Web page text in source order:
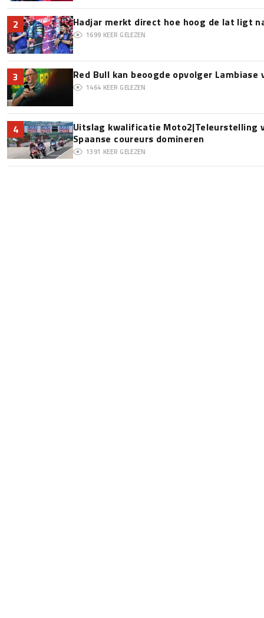
2 Hadjar merkt direct hoe hoog de lat ligt
1699 KEER GELEZEN
3 Red Bull kan beoogde opvolger
1464 KEER GELEZEN
4
Uitslag kwalificatie Moto2|Teleurstelling
Spaanse coureurs domineren
1391 KEER GELEZEN